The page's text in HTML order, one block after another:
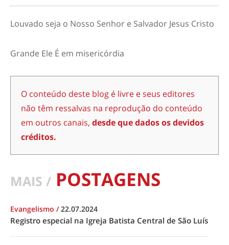
Louvado seja o Nosso Senhor e Salvador Jesus Cristo
Grande Ele É em misericórdia
O conteúdo deste blog é livre e seus editores
não têm ressalvas na reprodução do conteúdo
em outros canais, desde que dados os devidos
créditos.
MAIS / POSTAGENS
Evangelismo /22.07.2024
Registro especial na Igreja Batista Central de São Luís